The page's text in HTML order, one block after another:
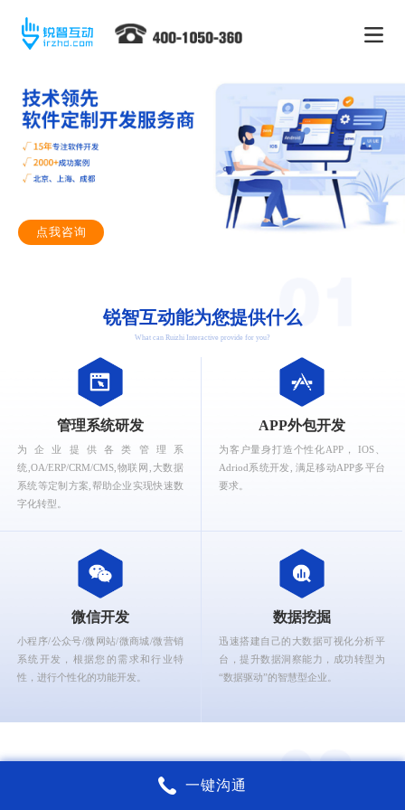
点我咨询
锐智互动能为您提供什么
What can Ruizhi Interactive provide for you?
管理系统研发
为企业提供各类管理系
统,OA/ERP/CRM/CMS,物联网,大数据
系统等定制方案,帮助企业实现快速数
字化转型。
APP外包开发
为客户量身打造个性化APP， IOS、
Adriod系统开发, 满足移动APP多平台
要求。
微信开发
小程序/公众号/微网站/微商城/微营销
系统开发，根据您的需求和行业特
性，进行个性化的功能开发。
数据挖掘
迅速搭建自己的大数据可视化分析平
台，提升数据洞察能力，成功转型为
“数据驱动”的智慧型企业。
锐智互动核心能力
一键沟通